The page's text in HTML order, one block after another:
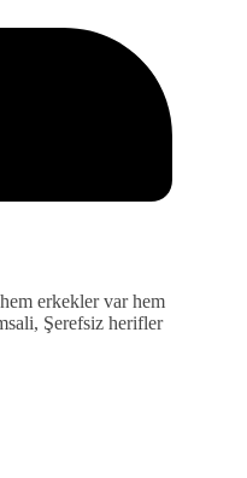
erkekler var hem
Şerefsiz herifler